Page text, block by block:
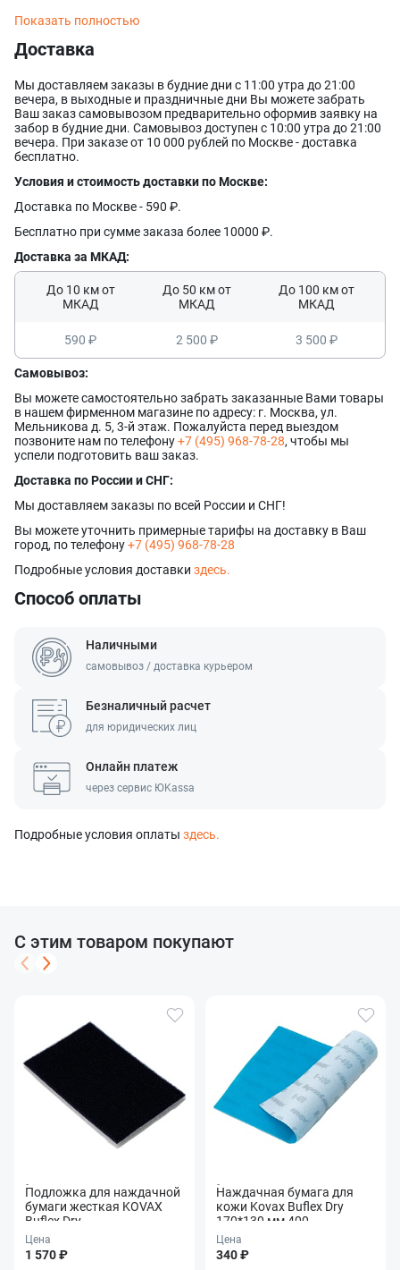
Показать полностью
Доставка
Мы доставляем заказы в будние дни с 11:00 утра до 21:00
вечера, в выходные и праздничные дни Вы можете забрать
Ваш заказ самовывозом предварительно оформив заявку на
забор в будние дни. Самовывоз доступен с 10:00 утра до 21:00
вечера. При заказе от 10 000 рублей по Москве - доставка
бесплатно.
Условия и стоимость доставки по Москве:
Доставка по Москве - 590 ₽.
Бесплатно при сумме заказа более 10000 ₽.
Доставка за МКАД:
До 10 км от
МКАД
До 50 км от
МКАД
До 100 км от
МКАД
590 ₽ 2 500 ₽ 3 500 ₽
Самовывоз:
Вы можете самостоятельно забрать заказанные Вами товары
в нашем фирменном магазине по адресу: г. Москва, ул.
Мельникова д. 5, 3-й этаж. Пожалуйста перед выездом
позвоните нам по телефону+7 (495) 968-78-28, чтобы мы
успели подготовить ваш заказ.
Доставка по России и СНГ:
Мы доставляем заказы по всей России и СНГ!
Вы можете уточнить примерные тарифы на доставку в Ваш
город, по телефону+7 (495) 968-78-28
Подробные условия доставки здесь.
Способ оплаты
Наличными
самовывоз / доставка курьером
Безналичный расчет
для юридических лиц
Онлайн платеж
через сервис ЮKassa
Подробные условия оплаты здесь.
С этим товаром покупают
Подложка для наждачной
бумаги жесткая KOVAX
Buflex Dry
Цена
1 570 ₽
Наждачная бумага для
кожи Kovax Buflex Dry
170*130 мм 400
Цена
340 ₽
Заказать звонок
Ваш номер телефона
Данные формы отправлены
Наш менеджер свяжется с вами
Купить в 1 клик
Оставьте заявку, и наш менеджер свяжется с вами в
Ваше имя
Ваш номер телефона
Соглашаюсь на обработку персональных данных
Отправить
Данные формы отправлены
Оставить заявку
Ваше имя
Телефон
Комментарий
Прикрепить фото
Форматы файлов: .jpg, .png. Максимальный размер файла - 10 МБ.
Нажимая кнопку «Отправить», я даю согласие на получение информации об
оформлении и получении заказа,согласие на обработку персональных
данных
Данные формы отправлены
Наш менеджер свяжется с вами
в ближайшее время!
Оставить заявку
Ваше имя
Телефон
Комментарий
Нажимая кнопку «Отправить», я даю согласие на получение информации об
оформлении и получении заказа,
Отправить
Данные формы отправлены
Наш менеджер свяжется с вами
в ближайшее время!